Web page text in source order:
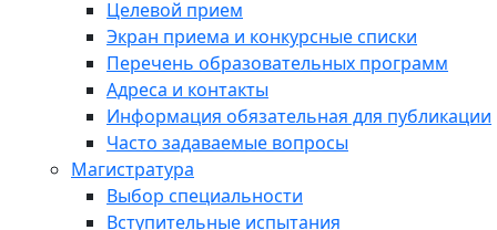
Целевой прием
Экран приема и конкурсные списки
Перечень образовательных программ
Адреса и контакты
Информация обязательная для публикации
Часто задаваемые вопросы
Магистратура
Выбор специальности
Вступительные испытания